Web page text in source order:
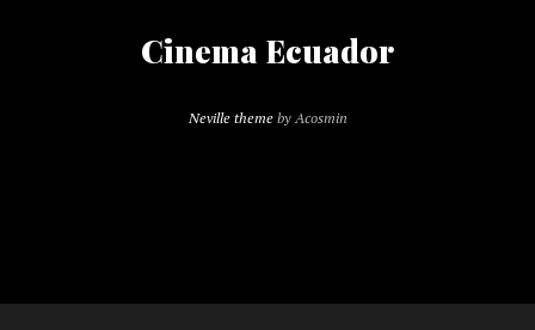
Cinema Ecuador
Neville themeby Acosmin